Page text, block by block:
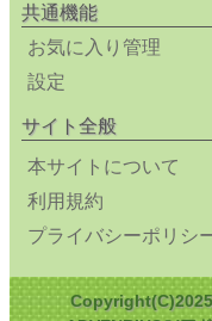
共通機能
お気に入り管理
設定
サイト全般
本サイトについて
利用規約
プライバシーポリシ